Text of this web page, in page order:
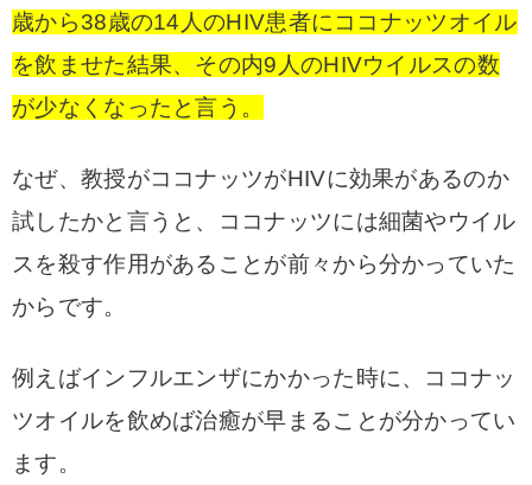
歳から38歳の14人のHIV患者にココナッツオイル
を飲ませた結果、その内9人のHIVウイルスの数
が少なくなったと言う。
なぜ、教授がココナッツがHIVに効果があるのか
試したかと言うと、ココナッツには細菌やウイル
スを殺す作用があることが前々から分かっていた
からです。
例えばインフルエンザにかかった時に、ココナッ
ツオイルを飲めば治癒が早まることが分かってい
ます。